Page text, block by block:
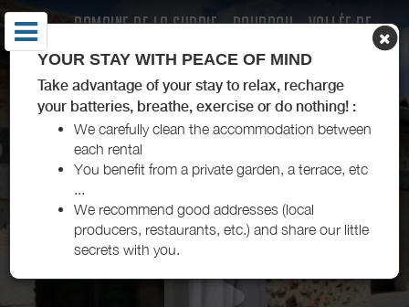
DOMAINE DE LA SUDRIE - BOURROU - VALLÉE DE
YOUR STAY WITH PEACE OF MIND
Take advantage of your stay to relax, recharge
your batteries, breathe, exercise or do nothing! :
We carefully clean the accommodation between
each rental
You benefit from a private garden, a terrace, etc
...
We recommend good addresses (local
producers, restaurants, etc.) and share our little
secrets with you.